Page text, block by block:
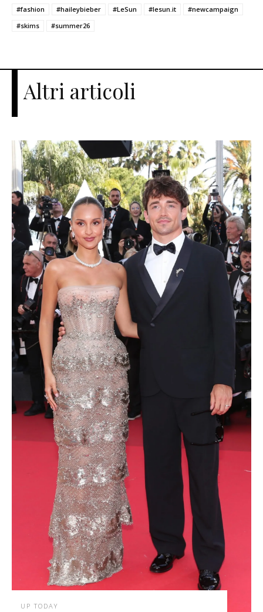
#fashion #haileybieber #LeSun #lesun.it
#newcampaign
#skims
#summer26
Altri articoli
UP TODAY